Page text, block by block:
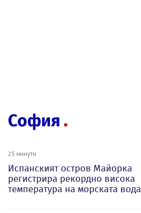
София
25 минути
Испанският остров Майорка
регистрира рекордно висока
температура на морската вода